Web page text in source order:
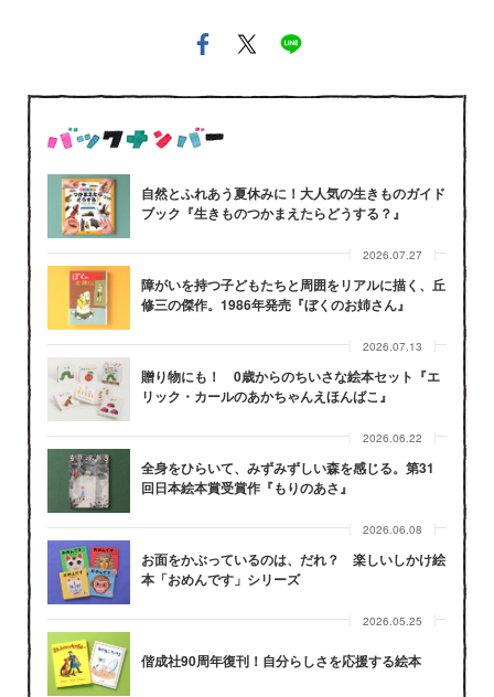
自然とふれあう夏休みに！大人気の生きものガイド
ブック『生きものつかまえたらどうする？』
2026.07.27
障がいを持つ子どもたちと周囲をリアルに描く、丘
修三の傑作。1986年発売『ぼくのお姉さん』
2026.07.13
贈り物にも！ 0歳からのちいさな絵本セット『エ
リック・カールのあかちゃんえほんばこ』
2026.06.22
全身をひらいて、みずみずしい森を感じる。第31
回日本絵本賞受賞作『もりのあさ』
2026.06.08
お面をかぶっているのは、だれ？ 楽しいしかけ絵
本「おめんです」シリーズ
2026.05.25
偕成社90周年復刊！自分らしさを応援する絵本